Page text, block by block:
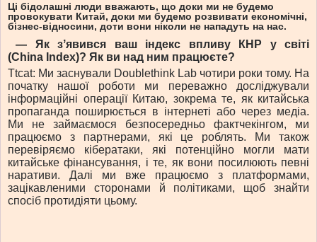
Ці бідолашні люди вважають, що доки ми не будемо
провокувати Китай, доки ми будемо розвивати економічні,
бізнес-відносини, доти вони ніколи не нападуть на нас.
— Як зʼявився ваш індекс впливу КНР у світі
(China Index)? Як ви над ним працюєте?
Ttcat: Ми заснували Doublethink Lab чотири роки тому. На
початку нашої роботи ми переважно досліджували
інформаційні операції Китаю, зокрема те, як китайська
пропаганда поширюється в інтернеті або через медіа.
Ми не займаємося безпосередньо фактчекінгом, ми
працюємо з партнерами, які це роблять. Ми також
перевіряємо кібератаки, які потенційно могли мати
китайське фінансування, і те, як вони посилюють певні
наративи. Далі ми вже працюємо з платформами,
зацікавленими сторонами й політиками, щоб знайти
спосіб протидіяти цьому.